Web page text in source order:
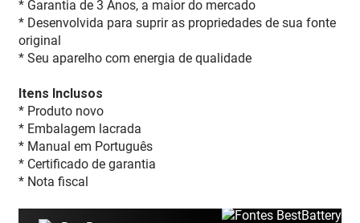
* Garantia de 3 Anos, a maior do mercado
* Desenvolvida para suprir as propriedades de sua fonte
original
* Seu aparelho com energia de qualidade
Itens Inclusos
* Produto novo
* Embalagem lacrada
* Manual em Português
* Certificado de garantia
* Nota fiscal